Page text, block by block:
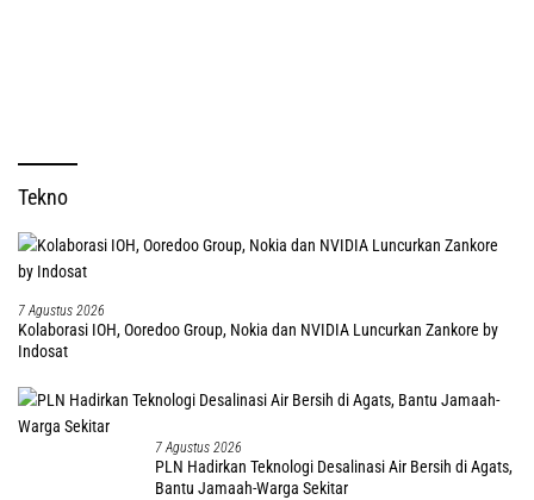
Tekno
7 Agustus 2026
Kolaborasi IOH, Ooredoo Group, Nokia dan NVIDIA Luncurkan Zankore by
Indosat
7 Agustus 2026
PLN Hadirkan Teknologi Desalinasi Air Bersih di Agats,
Bantu Jamaah-Warga Sekitar